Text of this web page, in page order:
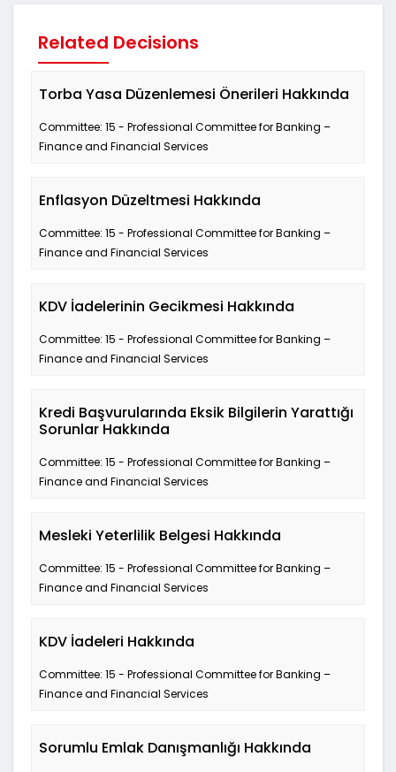
Related Decisions
Torba Yasa Düzenlemesi Önerileri Hakkında
Committee: 15 - Professional Committee for Banking –
Finance and Financial Services
Enflasyon Düzeltmesi Hakkında
Committee: 15 - Professional Committee for Banking –
Finance and Financial Services
KDV İadelerinin Gecikmesi Hakkında
Committee: 15 - Professional Committee for Banking –
Finance and Financial Services
Kredi Başvurularında Eksik Bilgilerin Yarattığı
Sorunlar Hakkında
Committee: 15 - Professional Committee for Banking –
Finance and Financial Services
Mesleki Yeterlilik Belgesi Hakkında
Committee: 15 - Professional Committee for Banking –
Finance and Financial Services
KDV İadeleri Hakkında
Committee: 15 - Professional Committee for Banking –
Finance and Financial Services
Sorumlu Emlak Danışmanlığı Hakkında